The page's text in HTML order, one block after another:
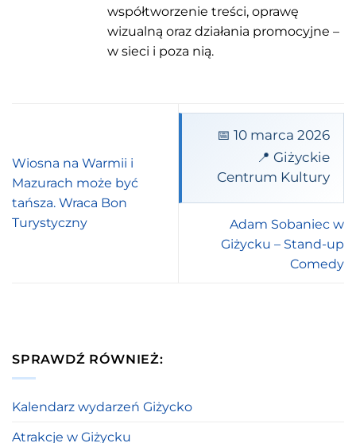
współtworzenie treści, oprawę
wizualną oraz działania promocyjne –
w sieci i poza nią.
Wiosna na Warmii i
Mazurach może być
tańsza. Wraca Bon
Turystyczny
📅 10 marca 2026
📍 Giżyckie
Centrum Kultury
Adam Sobaniec w
Giżycku – Stand-up
Comedy
SPRAWDŹ RÓWNIEŻ:
Kalendarz wydarzeń Giżycko
Atrakcje w Giżycku